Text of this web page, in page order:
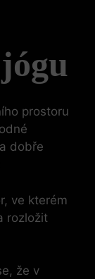
prostoru
dobře
ve kterém
rozložit
že v